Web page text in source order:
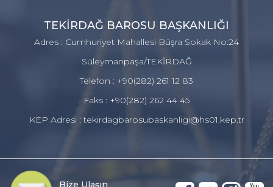
TEKİRDAĞ BAROSU BAŞKANLIĞI
Adres : Cumhuriyet Mahallesi Büşra Sokak No:24
Süleymanpaşa/TEKİRDAĞ
Telefon : +90(282) 261 12 83
Faks : +90(282) 262 44 45
KEP Adresi : tekirdagbarosubaskanligi@hs01.kep.tr
Bize Ulaşın